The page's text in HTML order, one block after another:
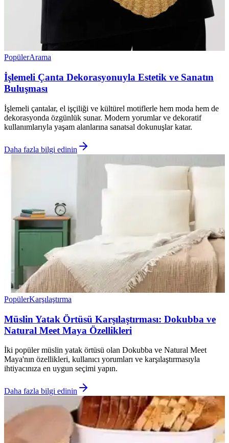
PopülerArama
İşlemeli Çanta Dekorasyonuyla Estetik ve Sanatın
Buluşması
İşlemeli çantalar, el işçiliği ve kültürel motiflerle hem moda hem de
dekorasyonda özgünlük sunar. Modern yorumlar ve dekoratif
kullanımlarıyla yaşam alanlarına sanatsal dokunuşlar katar.
Daha fazla bilgi edinin
PopülerKarşılaştırma
Müslin Yatak Örtüsü Karşılaştırması: Dokubba ve
Natural Meet Maya Özellikleri
İki popüler müslin yatak örtüsü olan Dokubba ve Natural Meet
Maya'nın özellikleri, kullanıcı yorumları ve karşılaştırmasıyla
ihtiyacınıza en uygun seçimi yapın.
Daha fazla bilgi edinin